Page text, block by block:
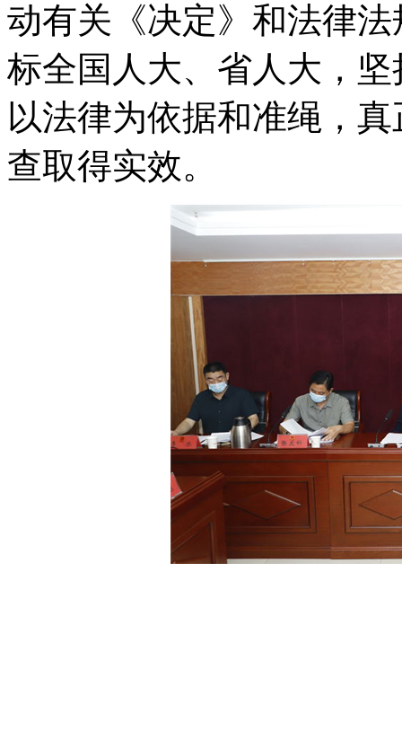
动有关《决定》和法律
标全国人大、省人大，
以法律为依据和准绳，
查取得实效。